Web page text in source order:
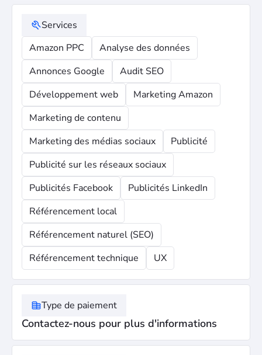
Services
Amazon PPC
Analyse des données
Annonces Google
Audit SEO
Développement web
Marketing Amazon
Marketing de contenu
Marketing des médias sociaux
Publicité
Publicité sur les réseaux sociaux
Publicités Facebook
Publicités LinkedIn
Référencement local
Référencement naturel (SEO)
Référencement technique
UX
Type de paiement
Contactez-nous pour plus d'informations